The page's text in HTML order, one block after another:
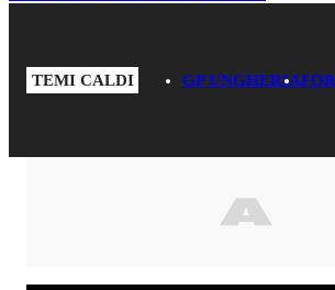
TEMI CALDI GP UNGHERIA